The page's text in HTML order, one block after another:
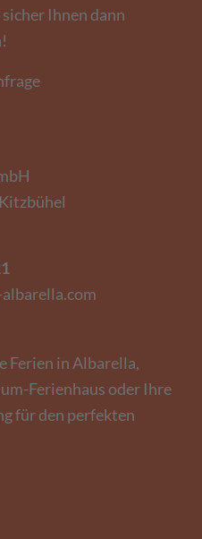
Ihnen dann
Ferien in Albarella,
Ferienhaus oder Ihre
für den perfekten